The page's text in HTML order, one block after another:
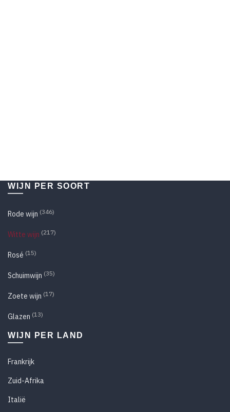
WIJN PER SOORT
Rode wijn (346)
Witte wijn (217)
Rosé (15)
Schuimwijn (35)
Zoete wijn (17)
Glazen (13)
WIJN PER LAND
Frankrijk
Zuid-Afrika
Italië